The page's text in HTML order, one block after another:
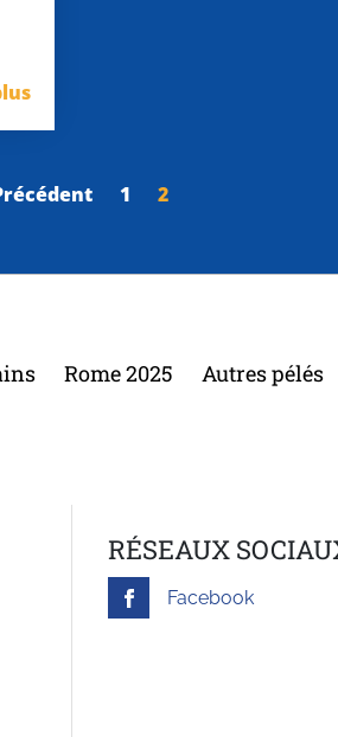
1 2
Rome 2025 Autres pélés
RÉSEAUX
Facebook